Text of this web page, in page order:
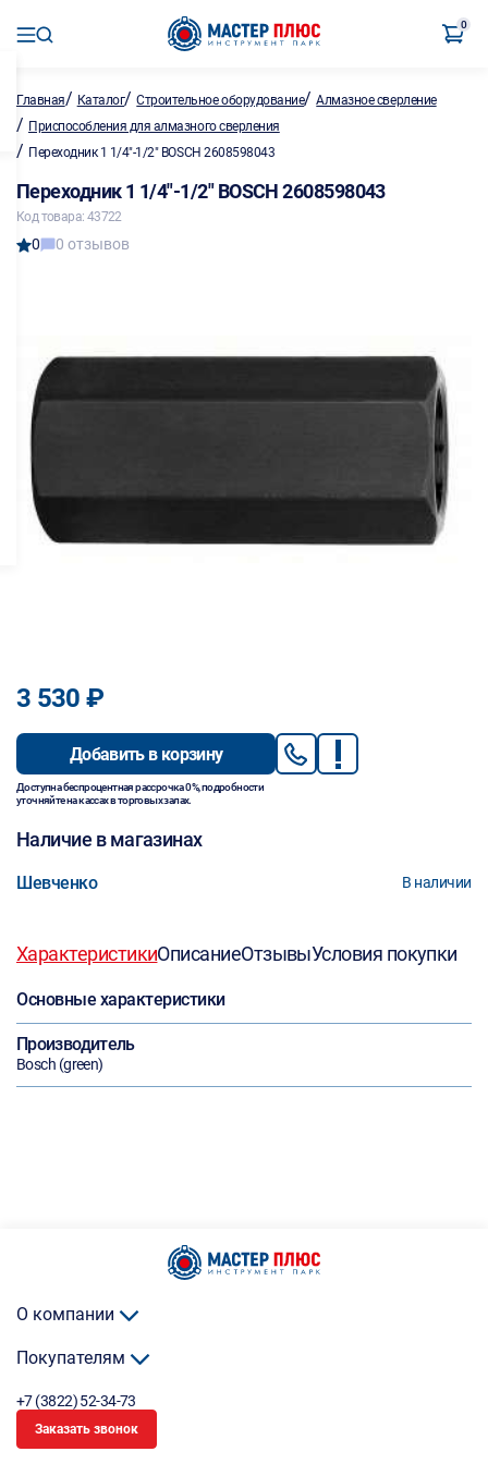
0
Главная/ Каталог/Строительное оборудование/Алмазное сверление
/ Приспособления для алмазного сверления
/ Переходник 1 1/4"-1/2" BOSCH 2608598043
Переходник 1 1/4"-1/2" BOSCH 2608598043
Код товара: 43722
0 0 отзывов
3 530 ₽
Добавить в корзину
Доступна беспроцентная рассрочка 0%, подробности
уточняйте на кассах в торговых залах.
Наличие в магазинах
Шевченко В наличии
ХарактеристикиОписаниеОтзывыУсловия покупки
Основные характеристики
Производитель
Bosch (green)
О компании
Покупателям
+7 (3822) 52-34-73
Заказать звонок